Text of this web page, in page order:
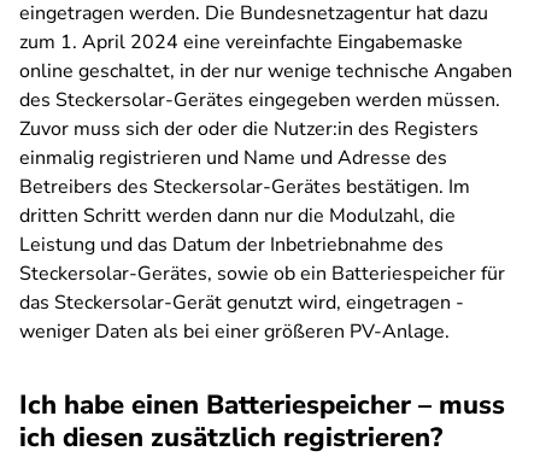
eingetragen werden. Die Bundesnetzagentur hat dazu
zum 1. April 2024 eine vereinfachte Eingabemaske
online geschaltet, in der nur wenige technische Angaben
des Steckersolar-Gerätes eingegeben werden müssen.
Zuvor muss sich der oder die Nutzer:in des Registers
einmalig registrieren und Name und Adresse des
Betreibers des Steckersolar-Gerätes bestätigen. Im
dritten Schritt werden dann nur die Modulzahl, die
Leistung und das Datum der Inbetriebnahme des
Steckersolar-Gerätes, sowie ob ein Batteriespeicher für
das Steckersolar-Gerät genutzt wird, eingetragen -
weniger Daten als bei einer größeren PV-Anlage.
Ich habe einen Batteriespeicher – muss
ich diesen zusätzlich registrieren?